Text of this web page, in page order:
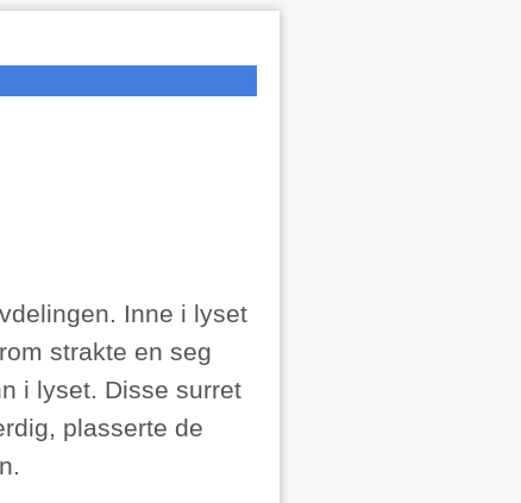
Inne i lyset
strakte en seg
i lyset. Disse surret
plasserte de